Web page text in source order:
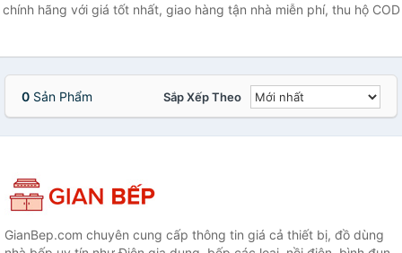
chính hãng với giá tốt nhất, giao hàng tận nhà miễn phí, thu hộ COD
0 Sản Phẩm Sắp Xếp Theo
GianBep.com chuyên cung cấp thông tin giá cả thiết bị, đồ dùng